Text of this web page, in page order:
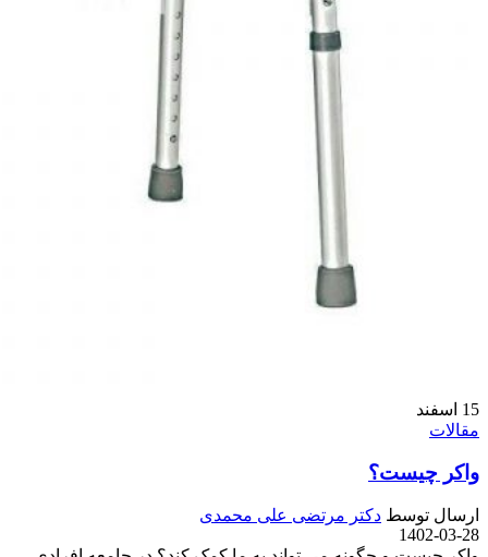
15 اسفند
مقالات
واکر چیست؟
ارسال توسط دکتر مرتضی علی محمدی
1402-03-28